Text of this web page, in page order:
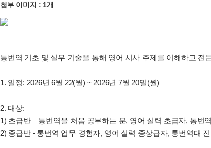
첨부 이미지 : 1개
통번역 기초 및 실무 기술을 통해 영어 시사 주제를 이해하고
1. 일정: 2026년 6월 22(월) ~ 2026년 7월 20일(월)
2. 대상:
1) 초급반 – 통번역을 처음 공부하는 분, 영어 실력 초급자, 통번
2) 중급반 - 통번역 업무 경험자, 영어 실력 중상급자, 통번역대